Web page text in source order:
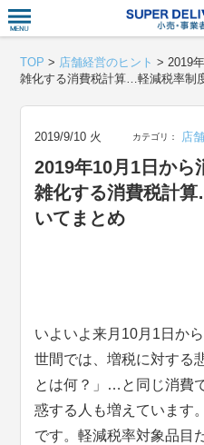
TOP > 店舗経営のヒント >2019
雑化する消費税計算…軽減税率制
2019/9/10 火 カテゴリ： 店
2019年10月1日から
雑化する消費税計
いてまとめ
いよいよ来月10月1日か
世間では、増税に対する
とは何？」…と同じ消費
惑する人も増えています
です。軽減税率対象品目